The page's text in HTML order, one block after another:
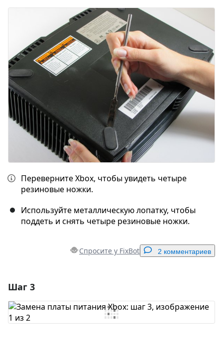
Добавить комментарий
Отмена Оставить комментарий
Переверните Xbox, чтобы увидеть четыре
резиновые ножки.
Используйте металлическую лопатку, чтобы
поддеть и снять четыре резиновые ножки.
Спросите у FixBot 2 комментариев
Добавить комментарий
Шаг 3